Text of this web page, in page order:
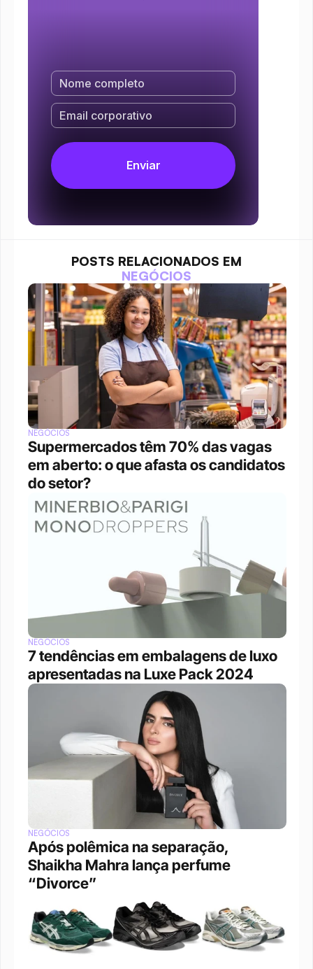
POSTS RELACIONADOS EM
NEGÓCIOS
NEGÓCIOS
Supermercados têm 70% das vagas
em aberto: o que afasta os candidatos
do setor?
NEGÓCIOS
7 tendências em embalagens de luxo
apresentadas na Luxe Pack 2024
NEGÓCIOS
Após polêmica na separação,
Shaikha Mahra lança perfume
“Divorce”